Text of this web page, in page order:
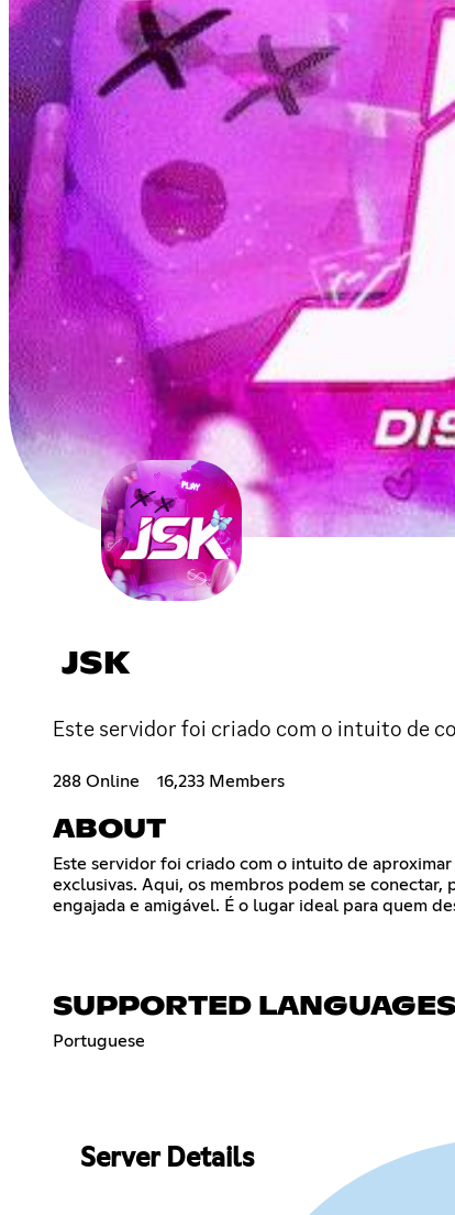
JSK
Este servidor foi criado com o intuito de
288 Online 16,233 Members
ABOUT
Este servidor foi criado com o intuito de
exclusivas. Aqui, os membros podem se
engajada e amigável. É o lugar ideal para quem
SUPPORTED LANGUAGES
Portuguese
Server Details